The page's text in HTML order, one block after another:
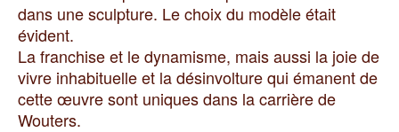
dans une sculpture. Le choix du modèle était
évident.
La franchise et le dynamisme, mais aussi la joie de
vivre inhabituelle et la désinvolture qui émanent de
cette œuvre sont uniques dans la carrière de
Wouters.